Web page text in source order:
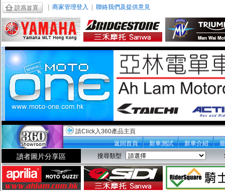
商家管理登入 聯絡我們及提供意見
請Click入360產品主頁
返回首頁
新車測試 新車介紹
讀者圖片分享區 搜尋類型